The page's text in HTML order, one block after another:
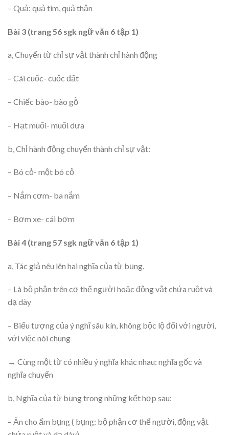
– Quả: quả tim, quả thận
Bài 3 (trang 56 sgk ngữ văn 6 tập 1)
a, Chuyển từ chỉ sự vật thành chỉ hành động
– Cái cuốc- cuốc đất
– Chiếc bào- bào gỗ
– Hạt muối- muối dưa
b, Chỉ hành động chuyển thành chỉ sự vật:
– Bó cỏ- một bó cỏ
– Nắm cơm- ba nắm
– Bơm xe- cái bơm
Bài 4 (trang 57 sgk ngữ văn 6 tập 1)
a, Tác giả nêu lên hai nghĩa của từ bụng.
– Là bộ phận trên cơ thể người hoặc động vật chứa ruột và
dạ dày
– Biểu tượng của ý nghĩ sâu kín, không bộc lộ đối với người,
với việc nói chung
→ Cùng một từ có nhiều ý nghĩa khác nhau: nghĩa gốc và
nghĩa chuyển
b, Nghĩa của từ bụng trong những kết hợp sau:
– Ăn cho ấm bụng ( bụng: bộ phận cơ thể người, động vật